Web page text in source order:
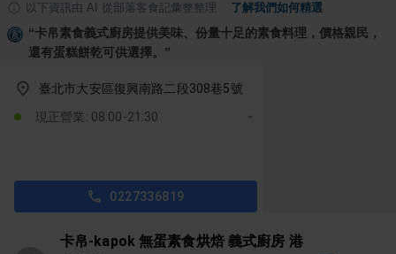
以下資訊由 AI 從部落客食記彙整整理 了解我們如何精選
“卡帛素食義式廚房提供美味、份量十足的素食料理，價格親民，
還有蛋糕餅乾可供選擇。 ”
臺北市大安區復興南路二段308巷5號
現正營業: 08:00-21:30
0227336819
卡帛-kapok 無蛋素食烘焙 義式廚房 港